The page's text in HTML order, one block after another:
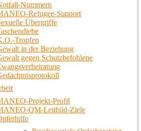
Nummern
Refugee-Support
Übergriffe
Tropfen
in der Beziehung
gegen Schutzbefohlene
Projekt-Profil
QM-Leitbild-Ziele